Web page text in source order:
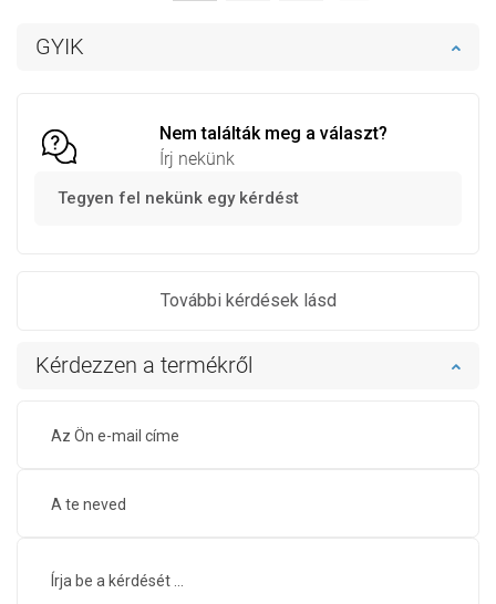
GYIK
Nem találták meg a választ?
Írj nekünk
Tegyen fel nekünk egy kérdést
További kérdések lásd
Kérdezzen a termékről